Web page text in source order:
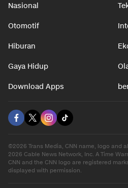
Nasional
Otomotif
Hiburan
Gaya Hidup
Download Apps
©2026 Trans Media, CNN name, logo and
2026 Cable News Network, Inc. A Time
CNN and the CNN logo are registered
displayed with permission.